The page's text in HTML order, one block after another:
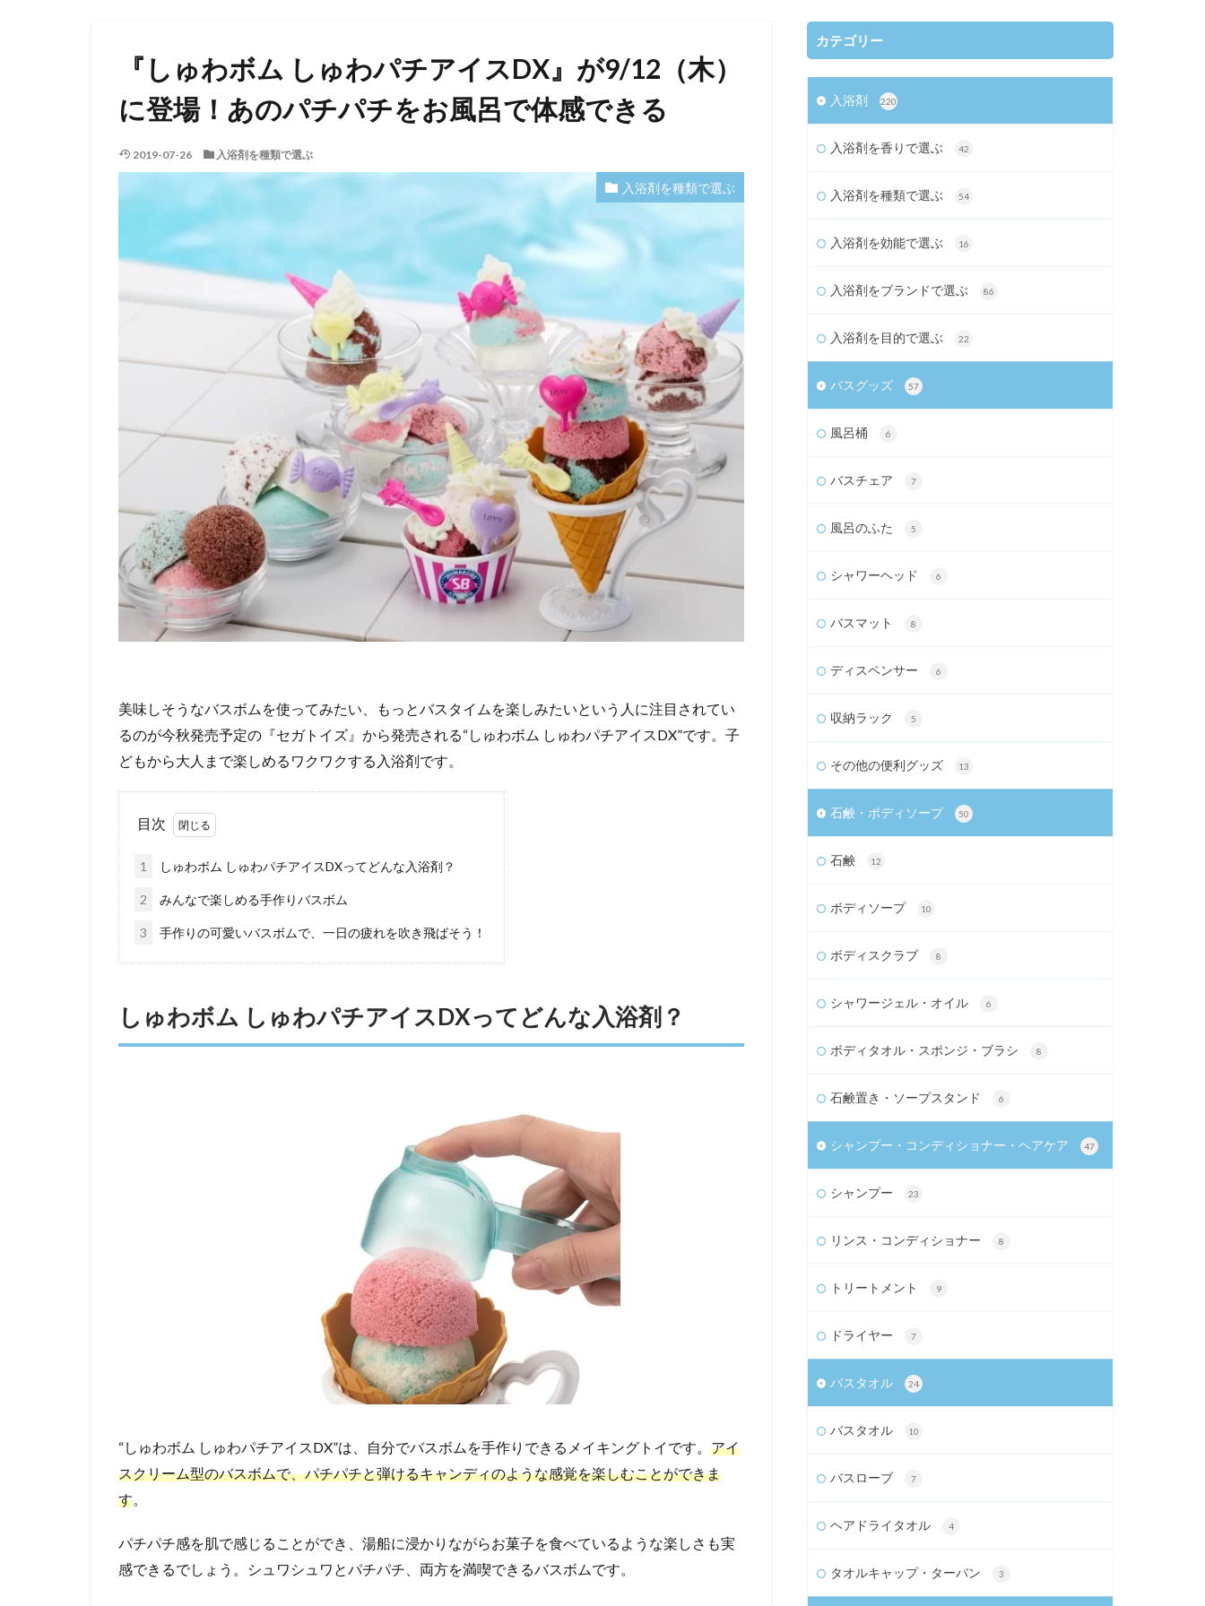
『しゅわボム しゅわパチアイスDX』が9/12（木）
に登場！あのパチパチをお風呂で体感できる
2019-07-26 入浴剤を種類で選ぶ
入浴剤を種類で選ぶ
美味しそうなバスボムを使ってみたい、もっとバスタイムを楽しみたいという人に注目されてい
るのが今秋発売予定の『セガトイズ』から発売される“しゅわボム しゅわパチアイスDX”です。子
どもから大人まで楽しめるワクワクする入浴剤です。
目次
1 しゅわボム しゅわパチアイスDXってどんな入浴剤？
2 みんなで楽しめる手作りバスボム
3 手作りの可愛いバスボムで、一日の疲れを吹き飛ばそう！
しゅわボム しゅわパチアイスDXってどんな入浴剤？
“しゅわボム しゅわパチアイスDX”は、自分でバスボムを手作りできるメイキングトイです。 アイ
スクリーム型のバスボムで、パチパチと弾けるキャンディのような感覚を楽しむことができま
す。
パチパチ感を肌で感じることができ、湯船に浸かりながらお菓子を食べているような楽しさも実
感できるでしょう。シュワシュワとパチパチ、両方を満喫できるバスボムです。
カテゴリー
入浴剤 220
入浴剤を香りで選ぶ 42
入浴剤を種類で選ぶ 54
入浴剤を効能で選ぶ 16
入浴剤をブランドで選ぶ 86
入浴剤を目的で選ぶ 22
バスグッズ 57
風呂桶 6
バスチェア 7
風呂のふた 5
シャワーヘッド 6
バスマット 8
ディスペンサー 6
収納ラック 5
その他の便利グッズ 13
石鹸・ボディソープ 50
石鹸 12
ボディソープ 10
ボディスクラブ 8
シャワージェル・オイル 6
ボディタオル・スポンジ・ブラシ 8
石鹸置き・ソープスタンド 6
シャンプー・コンディショナー・ヘアケア 47
シャンプー 23
リンス・コンディショナー 8
トリートメント 9
ドライヤー 7
バスタオル 24
バスタオル 10
バスローブ 7
ヘアドライタオル 4
タオルキャップ・ターバン 3